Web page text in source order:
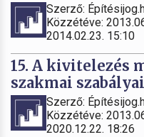
Szerző:
Közzétéve:
2014.02.23. 15:10
15. A kivitelezés
szakmai
Szerző:
Közzétéve:
2020.12.22. 18:26